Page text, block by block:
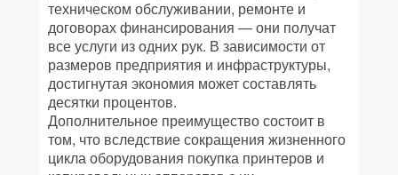
техническом обслуживании, ремонте и
договорах финансирования — они получат
все услуги из одних рук. В зависимости от
размеров предприятия и инфраструктуры,
достигнутая экономия может составлять
десятки процентов.
Дополнительное преимущество состоит в
том, что вследствие сокращения жизненного
цикла оборудования покупка принтеров и